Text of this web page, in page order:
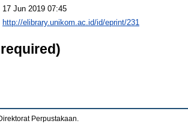
17 Jun 2019 07:45
http://elibrary.unikom.ac.id/id/eprint/231
Perpustakaan.